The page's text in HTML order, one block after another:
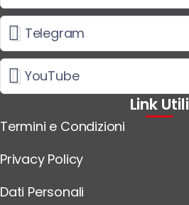
Telegram
YouTube
Link Utili
Termini e Condizioni
Privacy Policy
Dati Personali